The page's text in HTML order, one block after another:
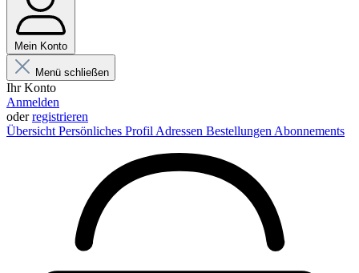
Mein Konto
Menü schließen
Ihr Konto
Anmelden
oderregistrieren
Übersicht Persönliches Profil Adressen Bestellungen Abonnements